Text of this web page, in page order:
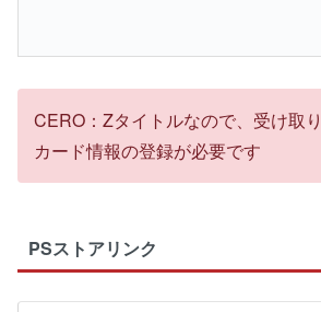
CERO：Zタイトルなので、受け取
カード情報の登録が必要です
PSストアリンク